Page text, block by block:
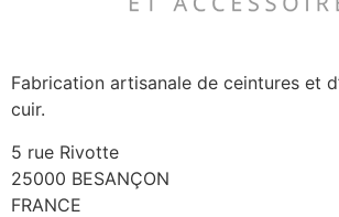
Fabrication artisanale de ceintures et
cuir.
5 rue Rivotte
25000 BESANÇON
FRANCE